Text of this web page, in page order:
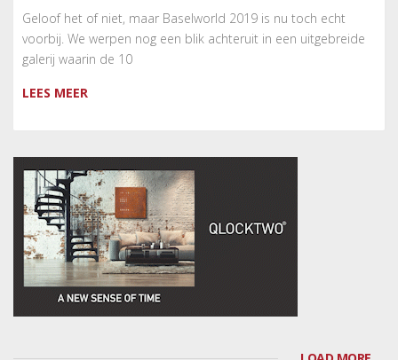
Geloof het of niet, maar Baselworld 2019 is nu toch echt
voorbij. We werpen nog een blik achteruit in een uitgebreide
galerij waarin de 10
LEES MEER